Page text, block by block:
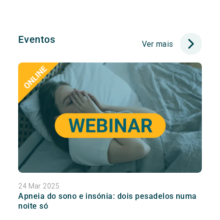
Eventos Ver mais
24 Mar 2025
Apneia do sono e insónia: dois pesadelos numa
noite só